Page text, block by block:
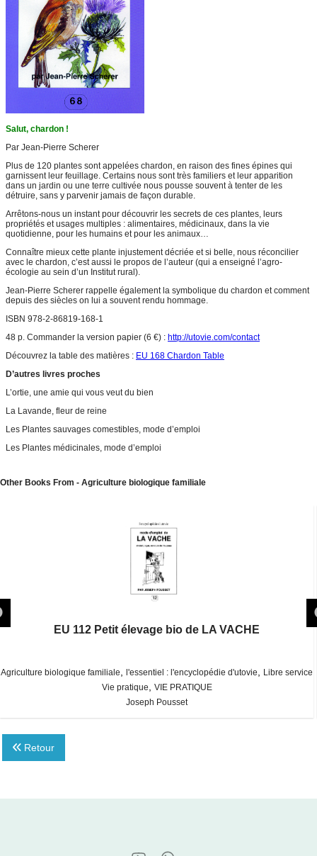
Salut, chardon !
Par Jean-Pierre Scherer
Plus de 120 plantes sont appelées chardon, en raison des fines épines qui
garnissent leur feuillage. Certains nous sont très familiers et leur apparition
dans un jardin ou une terre cultivée nous pousse souvent à tenter de les
détruire, sans y parvenir jamais de façon durable.
Arrêtons-nous un instant pour découvrir les secrets de ces plantes, leurs
propriétés et usages multiples : alimentaires, médicinaux, dans la vie
quotidienne, pour les humains et pour les animaux…
Connaître mieux cette plante injustement décriée et si belle, nous réconcilier
avec le chardon, c’est aussi le propos de l’auteur (qui a enseigné l’agro-
écologie au sein d’un Institut rural).
Jean-Pierre Scherer rappelle également la symbolique du chardon et comment
depuis des siècles on lui a souvent rendu hommage.
ISBN 978-2-86819-168-1
48 p. Commander la version papier (6 €) : http://utovie.com/contact
Découvrez la table des matières : EU 168 Chardon Table
D’autres livres proches
L’ortie, une amie qui vous veut du bien
La Lavande, fleur de reine
Les Plantes sauvages comestibles, mode d’emploi
Les Plantes médicinales, mode d’emploi
Other Books From - Agriculture biologique familiale
EU 112 Petit élevage bio de LA VACHE
Agriculture biologique familiale l'essentiel : l'encyclopédie d'utovie
Libre service
Vie pratique
VIE PRATIQUE
Joseph Pousset
Retour